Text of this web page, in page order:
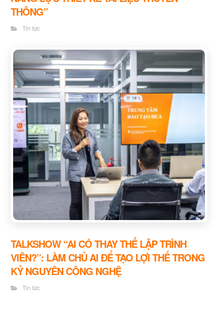
THÔNG”
Tin tức
TALKSHOW “AI CÓ THAY THẾ LẬP TRÌNH
VIÊN?”: LÀM CHỦ AI ĐỂ TẠO LỢI THẾ TRONG
KỶ NGUYÊN CÔNG NGHỆ
Tin tức